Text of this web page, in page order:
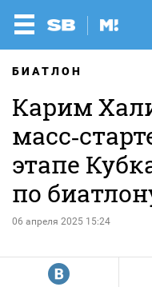
БИАТЛОН
Карим
этапе
по
06 апреля 2025 15:24
R